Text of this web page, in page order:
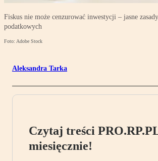
Fiskus nie może cenzurować inwestycji – jasne
podatkowych
Foto: Adobe Stock
Aleksandra Tarka
Czytaj treści
miesięcznie!